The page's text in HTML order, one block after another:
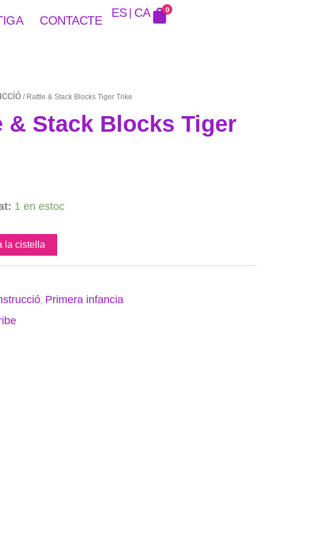
CONTACTE
ES CA 0
/ Rattle & Stack Blocks Tiger Trike
& Stack Blocks Tiger
1 en estoc
la cistella
, Primera infancia